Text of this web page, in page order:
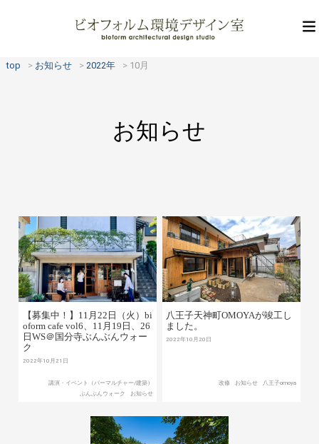
top お知らせ 2022年 10月
お知らせ
【募集中！】11月22日（火）bi
oform cafe vol6、11月19日、26
日WS＠国分寺ぶんぶんウォー
ク
2022年10月21日
講演・イベント（パーマルチャー/建築）
ぶんぶんウォーク
お知らせ
八王子天神町OMOYAが竣工し
ました。
2022年10月20日
改修 お知らせ 八王子omoya